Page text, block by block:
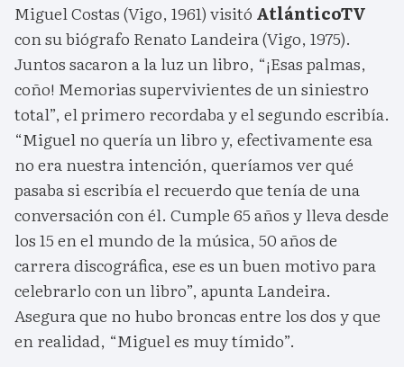
Miguel Costas (Vigo, 1961) visitó AtlánticoTV
con su biógrafo Renato Landeira (Vigo, 1975).
Juntos sacaron a la luz un libro, “¡Esas palmas,
coño! Memorias supervivientes de un siniestro
total”, el primero recordaba y el segundo escribía.
“Miguel no quería un libro y, efectivamente esa
no era nuestra intención, queríamos ver qué
pasaba si escribía el recuerdo que tenía de una
conversación con él. Cumple 65 años y lleva desde
los 15 en el mundo de la música, 50 años de
carrera discográfica, ese es un buen motivo para
celebrarlo con un libro”, apunta Landeira.
Asegura que no hubo broncas entre los dos y que
en realidad, “Miguel es muy tímido”.